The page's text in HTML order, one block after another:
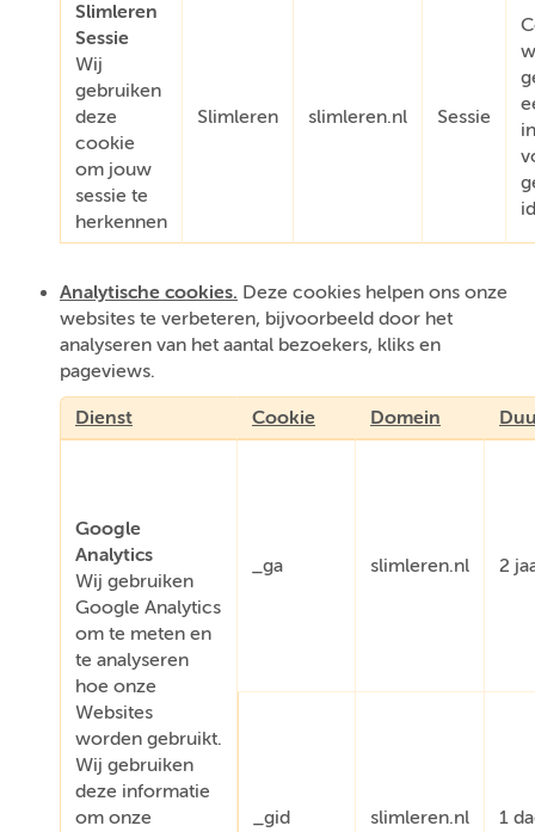
Slimleren
Sessie
Wij
gebruiken
deze
cookie
om jouw
sessie te
herkennen
Slimleren slimleren.nl Sessie
Analytische cookies. Deze cookies helpen ons onze
websites te verbeteren, bijvoorbeeld door het
analyseren van het aantal bezoekers, kliks en
pageviews.
Dienst Cookie Domein
Google
Analytics
Wij gebruiken
Google Analytics
om te meten en
te analyseren
hoe onze
Websites
worden gebruikt.
Wij gebruiken
deze informatie
om onze
_ga slimleren.nl 2
_gid slimleren.nl 1